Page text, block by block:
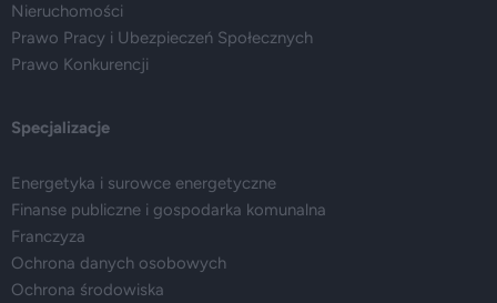
Nieruchomości
Prawo Pracy i Ubezpieczeń Społecznych
Prawo Konkurencji
Specjalizacje
Energetyka i surowce energetyczne
Finanse publiczne i gospodarka komunalna
Franczyza
Ochrona danych osobowych
Ochrona środowiska